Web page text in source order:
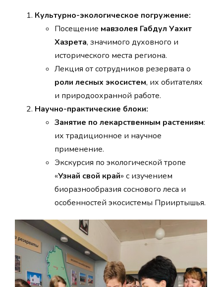
Культурно-экологическое погружение:
Посещение мавзолея Габдул Уахит
Хазрета, значимого духовного и
исторического места региона.
Лекция от сотрудников резервата о
роли лесных экосистем, их обитателях
и природоохранной работе.
Научно-практические блоки:
Занятие по лекарственным растениям:
их традиционное и научное
применение.
Экскурсия по экологической тропе
«Узнай свой край» с изучением
биоразнообразия соснового леса и
особенностей экосистемы Прииртышья.